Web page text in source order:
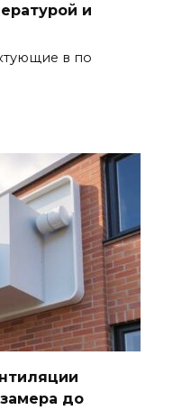
и
в по
до